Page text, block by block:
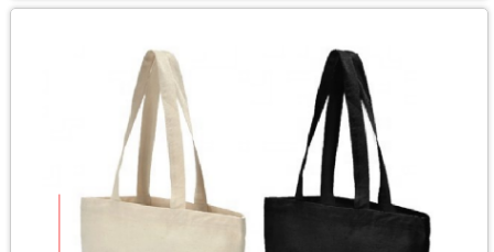
IN TÚI VẢI THEO YÊU CẦU